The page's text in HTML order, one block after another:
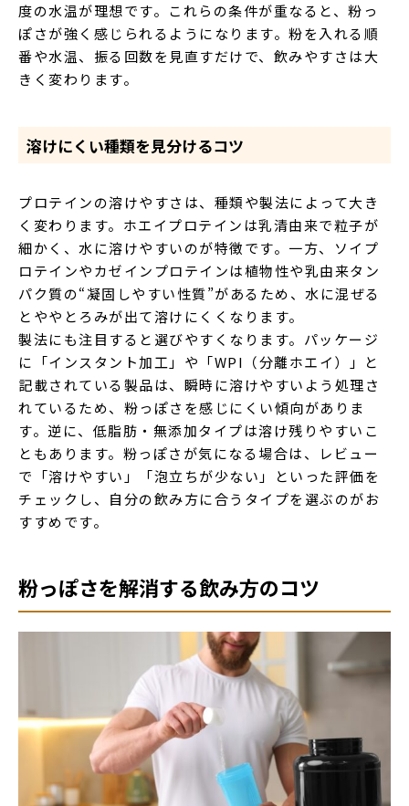
度の水温が理想です。これらの条件が重なると、粉っ
ぽさが強く感じられるようになります。粉を入れる順
番や水温、振る回数を見直すだけで、飲みやすさは大
きく変わります。
溶けにくい種類を見分けるコツ
プロテインの溶けやすさは、種類や製法によって大き
く変わります。ホエイプロテインは乳清由来で粒子が
細かく、水に溶けやすいのが特徴です。一方、ソイプ
ロテインやカゼインプロテインは植物性や乳由来タン
パク質の“凝固しやすい性質”があるため、水に混ぜる
とややとろみが出て溶けにくくなります。
製法にも注目すると選びやすくなります。パッケージ
に「インスタント加工」や「WPI（分離ホエイ）」と
記載されている製品は、瞬時に溶けやすいよう処理さ
れているため、粉っぽさを感じにくい傾向がありま
す。逆に、低脂肪・無添加タイプは溶け残りやすいこ
ともあります。粉っぽさが気になる場合は、レビュー
で「溶けやすい」「泡立ちが少ない」といった評価を
チェックし、自分の飲み方に合うタイプを選ぶのがお
すすめです。
粉っぽさを解消する飲み方のコツ